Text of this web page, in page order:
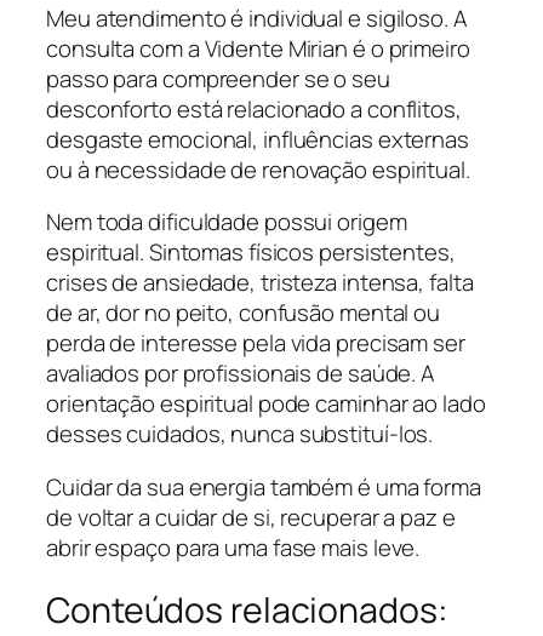
Meu atendimento é individual e sigiloso. A
consulta com a Vidente Mirian é o primeiro
passo para compreender se o seu
desconforto está relacionado a conflitos,
desgaste emocional, influências externas
ou à necessidade de renovação espiritual.
Nem toda dificuldade possui origem
espiritual. Sintomas físicos persistentes,
crises de ansiedade, tristeza intensa, falta
de ar, dor no peito, confusão mental ou
perda de interesse pela vida precisam ser
avaliados por profissionais de saúde. A
orientação espiritual pode caminhar ao lado
desses cuidados, nunca substituí-los.
Cuidar da sua energia também é uma forma
de voltar a cuidar de si, recuperar a paz e
abrir espaço para uma fase mais leve.
Conteúdos relacionados: